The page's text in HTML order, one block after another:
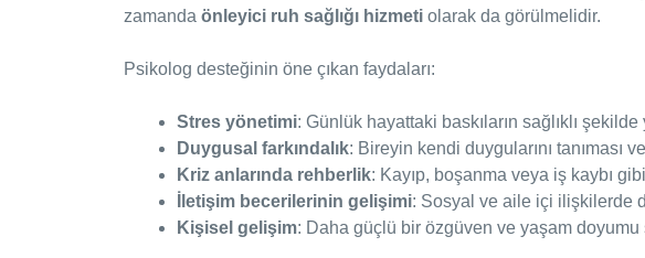
zamanda önleyici ruh sağlığı hizmeti olarak da görülmelidir.
Psikolog desteğinin öne çıkan faydaları:
Stres yönetimi: Günlük hayattaki baskıların sağlıklı
Duygusal farkındalık: Bireyin kendi duygularını tanıması
Kriz anlarında rehberlik: Kayıp, boşanma veya iş kaybı
İletişim becerilerinin gelişimi: Sosyal ve aile içi ilişkilerde
Kişisel gelişim: Daha güçlü bir özgüven ve yaşam doyumu